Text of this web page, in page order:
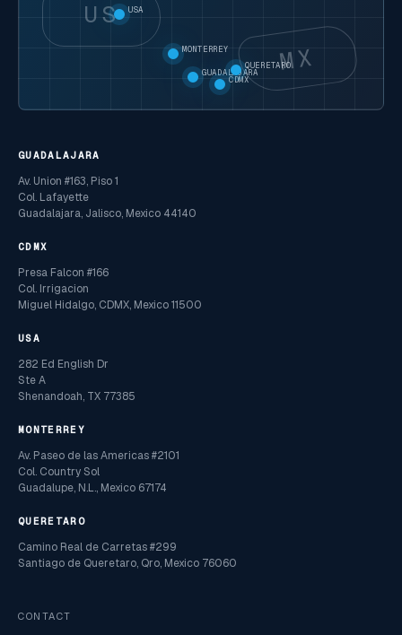
US
MX
USA
MONTERREY
GUADALAJARA
CDMX
QUERETARO
GUADALAJARA
Av. Union #163, Piso 1
Col. Lafayette
Guadalajara, Jalisco, Mexico 44140
CDMX
Presa Falcon #166
Col. Irrigacion
Miguel Hidalgo, CDMX, Mexico 11500
USA
282 Ed English Dr
Ste A
Shenandoah, TX 77385
MONTERREY
Av. Paseo de las Americas #2101
Col. Country Sol
Guadalupe, N.L., Mexico 67174
QUERETARO
Camino Real de Carretas #299
Santiago de Queretaro, Qro, Mexico 76060
CONTACT